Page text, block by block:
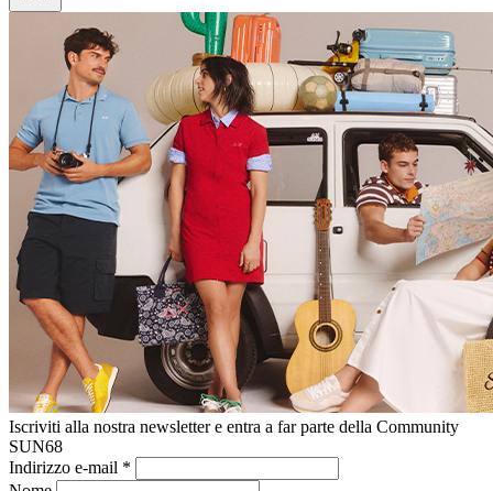
Iscriviti alla nostra newsletter e entra a far parte della Community
SUN68
Indirizzo e-mail *